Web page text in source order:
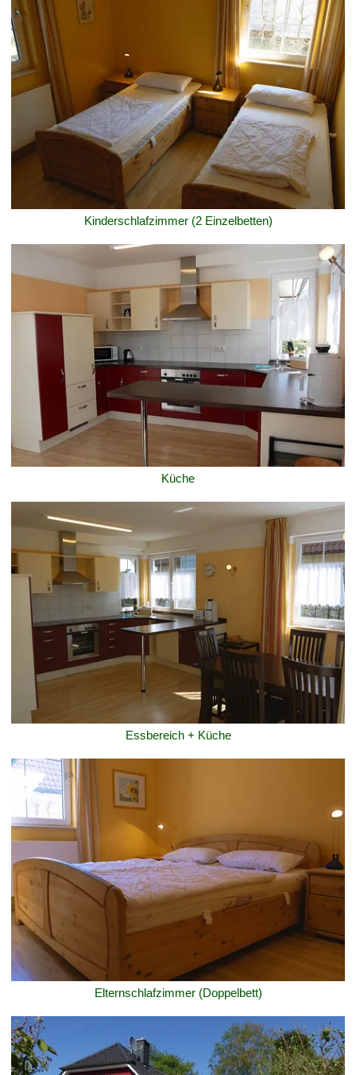
Kinderschlafzimmer (2 Einzelbetten)
Küche
Essbereich + Küche
Elternschlafzimmer (Doppelbett)